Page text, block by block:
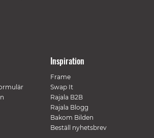
Inspiration
Frame
Swap It
Rajala B2B
Rajala Blogg
Bakom Bilden
Beställ nyhetsbrev